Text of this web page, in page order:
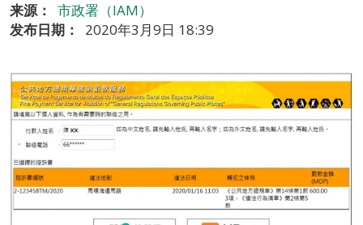
来源：
市政署（IAM）
发布日期：
2020年3月9日 18:39